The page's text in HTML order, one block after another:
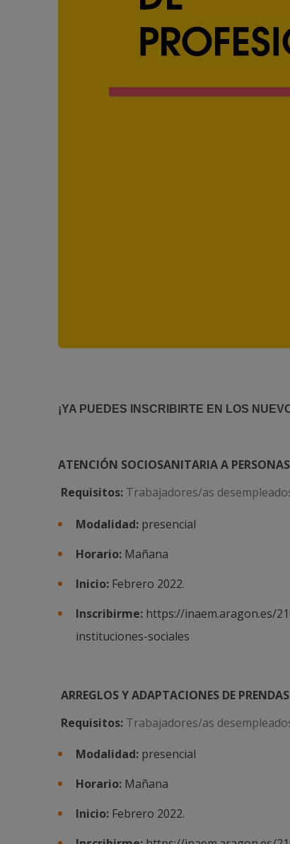
¡YA PUEDES INSCRIBIRTE EN LOS
ATENCIÓN SOCIOSANITARIA A
Requisitos: Trabajadores/as
Modalidad: presencial
Horario: Mañana
Inicio: Febrero 2022.
Inscribirme: https://inaem.aragon.es/
instituciones-sociales
ARREGLOS Y ADAPTACIONES DE
Requisitos: Trabajadores/as
Modalidad: presencial
Horario: Mañana
Inicio: Febrero 2022.